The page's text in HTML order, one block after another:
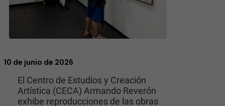
10 de junio de 2026
El Centro de Estudios y Creación
Artística (CECA) Armando Reverón
exhibe reproducciones de las obras